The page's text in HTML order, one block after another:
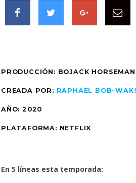
PRODUCCIÓN: BOJACK
CREADA POR: RAPHAEL BOB-
AÑO: 2020
PLATAFORMA: NETFLIX
En 5 líneas esta temporada: